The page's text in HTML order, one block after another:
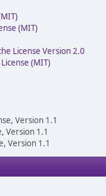
(MIT)
License Version 2.0
(MIT)
Version 1.1
Version 1.1
Version 1.1